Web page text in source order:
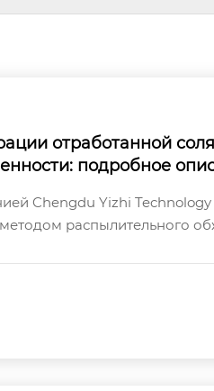
отработанной
подробное
Chengdu Yizhi
распылительного